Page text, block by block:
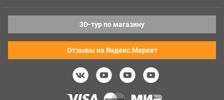
3D-тур по магазину
Отзывы на Яндекс.Маркет